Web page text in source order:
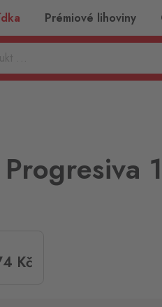
Prémiové lihoviny
Kč